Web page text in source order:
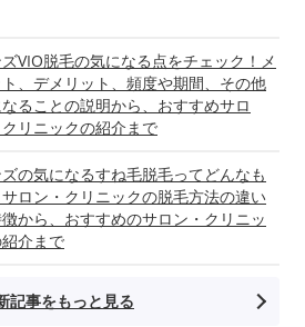
VIO脱毛の気になる点をチェック！メ
ト、デメリット、頻度や期間、その他
ることの説明から、おすすめサロ
クリニックの紹介まで
ズの気になるすね毛脱毛ってどんなも
ロン・クリニックの脱毛方法の違い
から、おすすめのサロン・クリニッ
介まで
記事をもっと見る